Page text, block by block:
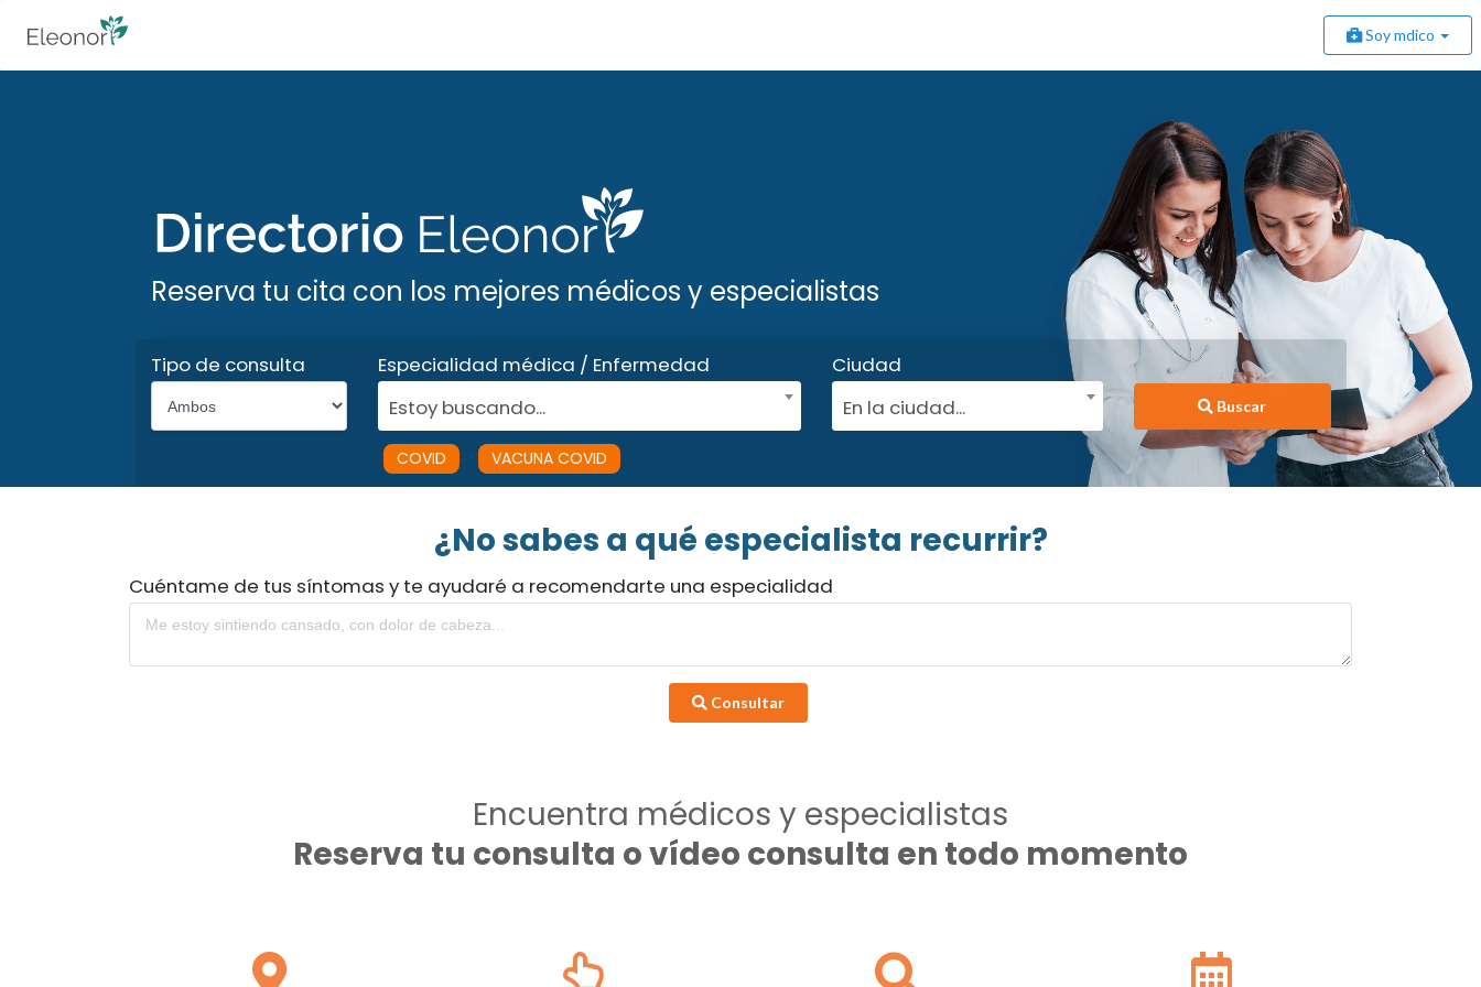
Soy mdico
Reserva tu cita con los mejores médicos y especialistas
Tipo de consulta
Especialidad médica / Enfermedad
Estoy buscando...
COVID VACUNA COVID
Ciudad
En la ciudad...
Buscar
¿No sabes a qué especialista recurrir?
Cuéntame de tus síntomas y te ayudaré a recomendarte una especialidad
Consultar
Encuentra médicos y especialistas
Reserva tu consulta o vídeo consulta en todo momento